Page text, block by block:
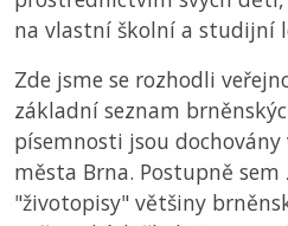
na vlastní školní a studijní
Zde jsme se rozhodli
základní seznam
písemnosti jsou dochovány
města Brna. Postupně sem
"životopisy" většiny